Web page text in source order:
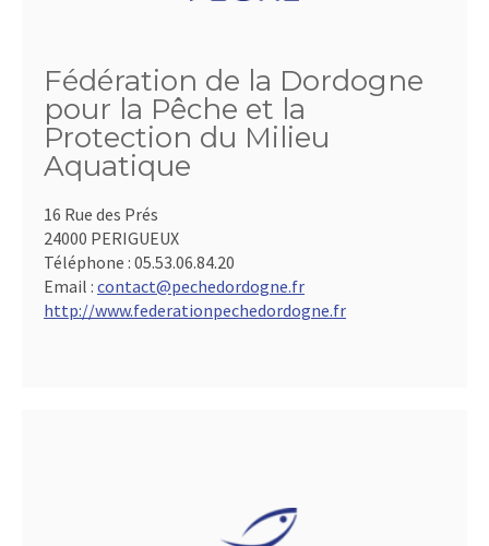
Fédération de la Dordogne
pour la Pêche et la
Protection du Milieu
Aquatique
16 Rue des Prés
24000 PERIGUEUX
Téléphone : 05.53.06.84.20
Email : contact@pechedordogne.fr
http://www.federationpechedordogne.fr